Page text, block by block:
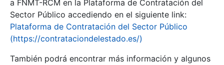
a FNMT-RCM en la Plataforma de Contratación del
Sector Público accediendo en el siguiente link:
Plataforma de Contratación del Sector Público
(https://contrataciondelestado.es/)
También podrá encontrar más información y algunos